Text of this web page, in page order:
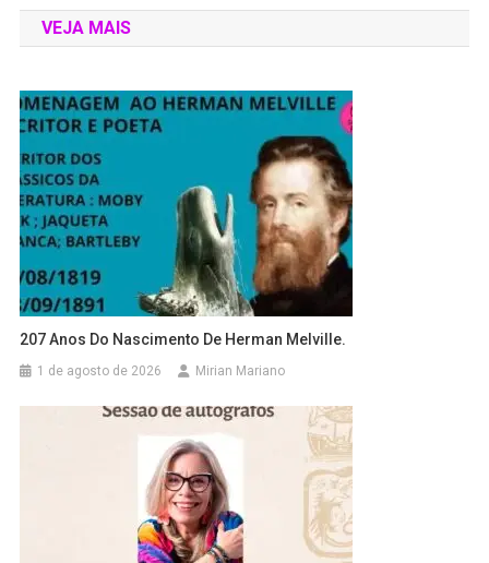
VEJA MAIS
207 Anos Do Nascimento De Herman Melville.
1 de agosto de 2026 Mirian Mariano